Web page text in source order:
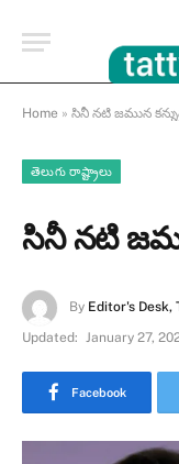
Home » సినీ నటి జమున
తెలుగు రాష్ట్రాలు
సినీ నటి
By Editor's Desk,
Updated: January 27,
Facebook